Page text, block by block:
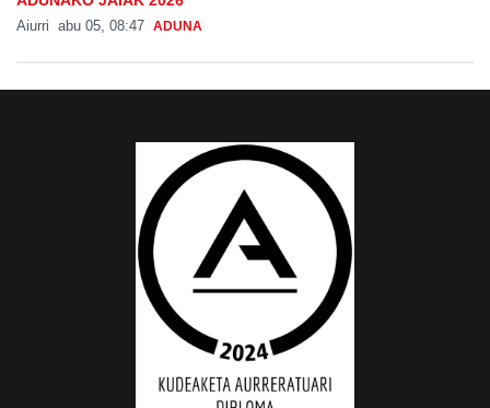
Aiurri abu 05, 08:47 ADUNA